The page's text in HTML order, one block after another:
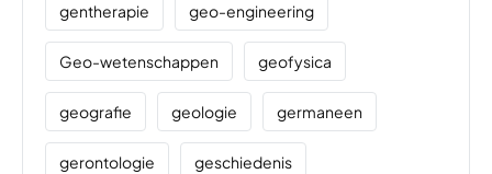
gentherapie geo-engineering
Geo-wetenschappen geofysica
geografie geologie germaneen
gerontologie geschiedenis